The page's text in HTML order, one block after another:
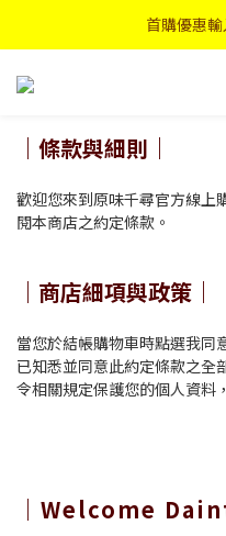
首購優惠
首購優惠
首購優惠輸
｜條款與細則｜
歡迎您來到原味千尋官方線上
閱本商店之約定條款。
｜商店細項與政策｜
當您於結帳購物車時點選我同
已知悉並同意此約定條款之全
令相關規定保護您的個人資料
｜Welcome